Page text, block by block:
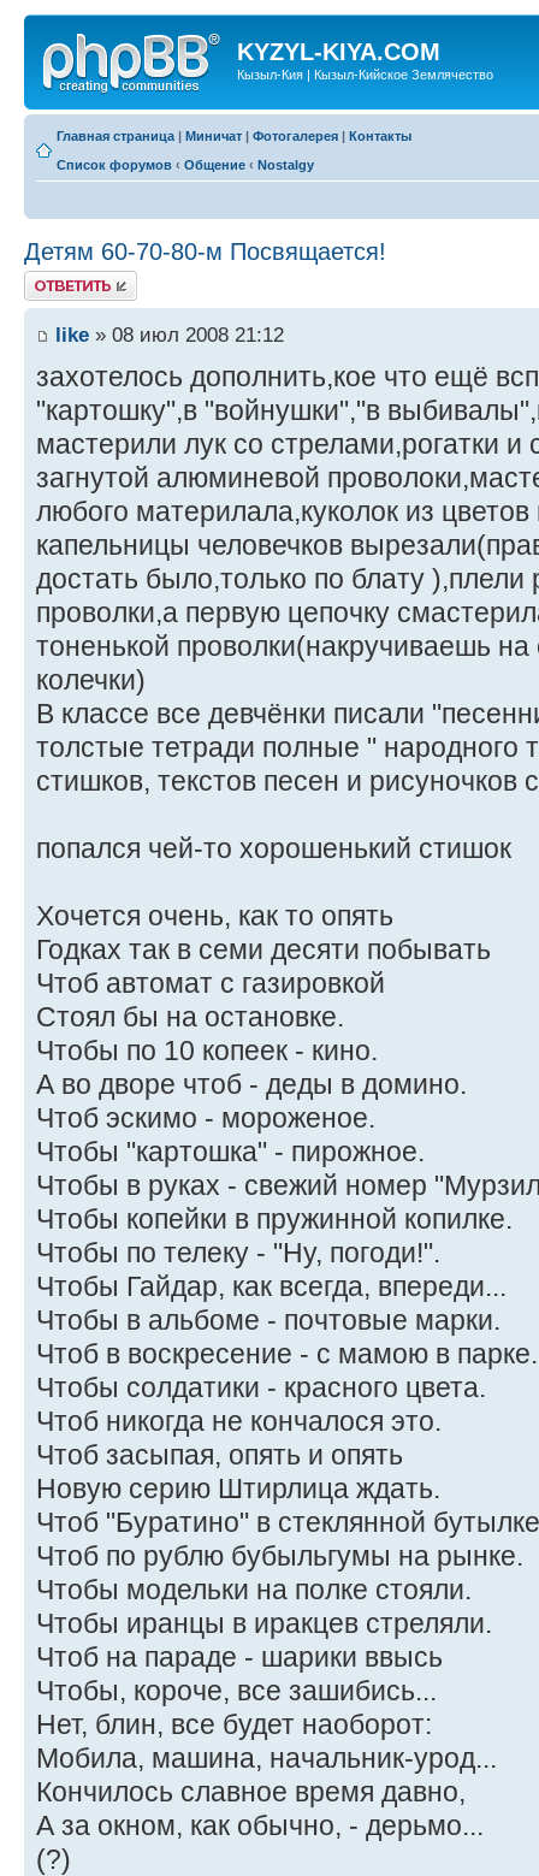
KYZYL-KIYA.COM
Кызыл-Кия | Кызыл-Кийское Землячество
Главная страница | Миничат | Фотогалерея | Контакты
Список форумов ‹ Общение ‹ Nostalgy
Детям 60-70-80-м Посвящается!
Ответить
like » 08 июл 2008 21:12
захотелось дополнить,кое что ещё
"картошку",в "войнушки","в
мастерили лук со стрелами,рогатки и
загнутой алюминевой
любого материлала,куколок из
капельницы человечков
достать было,только по блату ),плели
проволки,а первую цепочку
тоненькой проволки(накручиваешь
колечки)
В классе все девчёнки писали
толстые тетради полные " народного
стишков, текстов песен и рисуночков
попался чей-то хорошенький стишок
Хочется очень, как то опять
Годках так в семи десяти побывать
Чтоб автомат с газировкой
Стоял бы на остановке.
Чтобы по 10 копеек - кино.
А во дворе чтоб - деды в домино.
Чтоб эскимо - мороженое.
Чтобы "картошка" - пирожное.
Чтобы в руках - свежий номер
Чтобы копейки в пружинной копилке.
Чтобы по телеку - "Ну, погоди!".
Чтобы Гайдар, как всегда, впереди...
Чтобы в альбоме - почтовые марки.
Чтоб в воскресение - с мамою в парке.
Чтобы солдатики - красного цвета.
Чтоб никогда не кончалося это.
Чтоб засыпая, опять и опять
Новую серию Штирлица ждать.
Чтоб "Буратино" в стеклянной
Чтоб по рублю бубыльгумы на рынке.
Чтобы модельки на полке стояли.
Чтобы иранцы в иракцев стреляли.
Чтоб на параде - шарики ввысь
Чтобы, короче, все зашибись...
Нет, блин, все будет наоборот:
Мобила, машина, начальник-урод...
Кончилось славное время давно,
А за окном, как обычно, - дерьмо...
(?)